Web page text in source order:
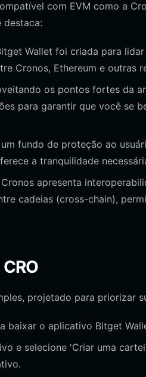
com EVM como a
destaca:
Wallet foi criada para
Cronos, Ethereum e outras
os pontos fortes da
para garantir que você se
fundo de proteção ao
a tranquilidade
apresenta
cadeias (cross-chain),
projetado para priorizar
baixar o aplicativo Bitget
e selecione 'Criar uma